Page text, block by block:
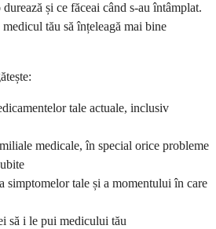
și ce făceai când s-au întâmplat.
tău să înțeleagă mai bine
tale actuale, inclusiv
medicale, în special orice probleme
simptomelor tale și a momentului în care
să i le pui medicului tău